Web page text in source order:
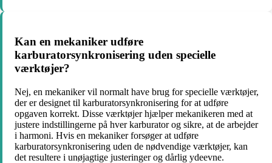
Kan en mekaniker udføre
karburatorsynkronisering uden specielle
værktøjer?
Nej, en mekaniker vil normalt have brug for specielle værktøjer,
der er designet til karburatorsynkronisering for at udføre
opgaven korrekt. Disse værktøjer hjælper mekanikeren med at
justere indstillingerne på hver karburator og sikre, at de arbejder
i harmoni. Hvis en mekaniker forsøger at udføre
karburatorsynkronisering uden de nødvendige værktøjer, kan
det resultere i unøjagtige justeringer og dårlig ydeevne.